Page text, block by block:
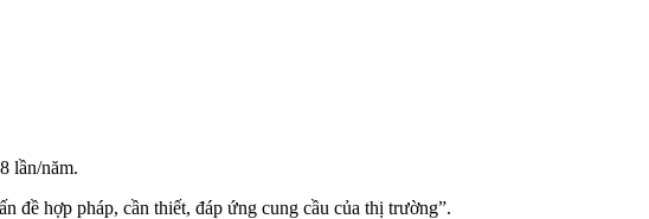
lần/năm.
hợp pháp, cần thiết, đáp ứng cung cầu của thị trường”.